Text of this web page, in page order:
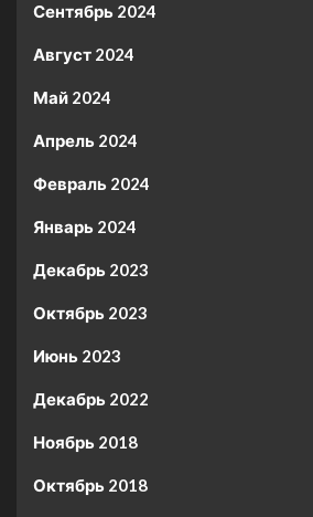
Сентябрь 2024
Август 2024
Май 2024
Апрель 2024
Февраль 2024
Январь 2024
Декабрь 2023
Октябрь 2023
Июнь 2023
Декабрь 2022
Ноябрь 2018
Октябрь 2018